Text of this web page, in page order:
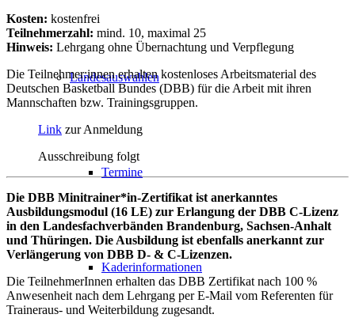
Landesauswahlen
Termine
Kaderinformationen
Kosten: kostenfrei
Teilnehmerzahl: mind. 10, maximal 25
Hinweis: Lehrgang ohne Übernachtung und Verpflegung
Die Teilnehmer:innen erhalten kostenloses Arbeitsmaterial des
Deutschen Basketball Bundes (DBB) für die Arbeit mit ihren
Mannschaften bzw. Trainingsgruppen.
Link zur Anmeldung
Ausschreibung folgt
Die DBB Minitrainer*in-Zertifikat ist anerkanntes
Ausbildungsmodul (16 LE) zur Erlangung der DBB C-Lizenz
in den Landesfachverbänden Brandenburg, Sachsen-Anhalt
und Thüringen. Die Ausbildung ist ebenfalls anerkannt zur
Verlängerung von DBB D- & C-Lizenzen.
Die TeilnehmerInnen erhalten das DBB Zertifikat nach 100 %
Anwesenheit nach dem Lehrgang per E-Mail vom Referenten für
Traineraus- und Weiterbildung zugesandt.